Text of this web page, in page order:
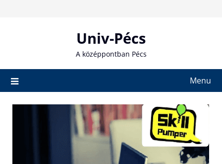
Univ-Pécs
A középpontban Pécs
Menu